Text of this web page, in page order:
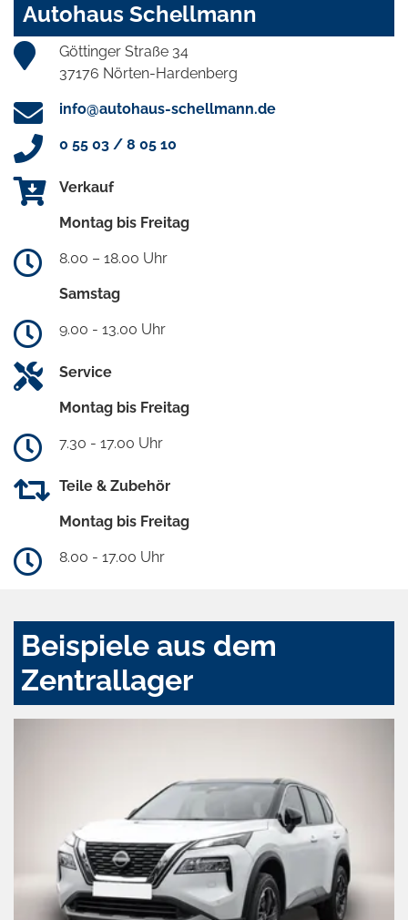
Autohaus Schellmann
Göttinger Straße 34
37176 Nörten-Hardenberg
info@autohaus-schellmann.de
0 55 03 / 8 05 10
Verkauf
Montag bis Freitag
8.00 – 18.00 Uhr
Samstag
9.00 - 13.00 Uhr
Service
Montag bis Freitag
7.30 - 17.00 Uhr
Teile & Zubehör
Montag bis Freitag
8.00 - 17.00 Uhr
Beispiele aus dem
Zentrallager